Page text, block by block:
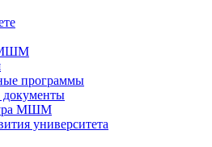
МШМ
программы
МШМ
университета